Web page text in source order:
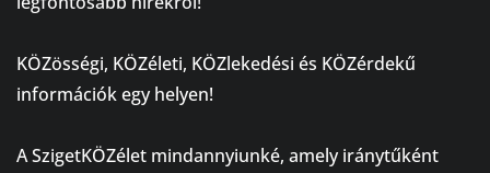
KÖZösségi, KÖZéleti, KÖZlekedési és KÖZérdekű
információk egy helyen!
A SzigetKÖZélet mindannyiunké, amely iránytűként